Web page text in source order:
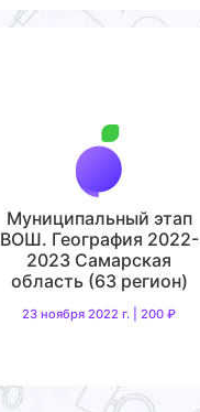
Муниципальный этап
ВОШ. География 2022-
2023 Самарская
область (63 регион)
23 ноября 2022 г. | 200 ₽